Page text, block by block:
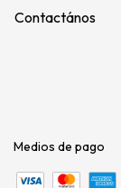
Contactános
Medios de pago